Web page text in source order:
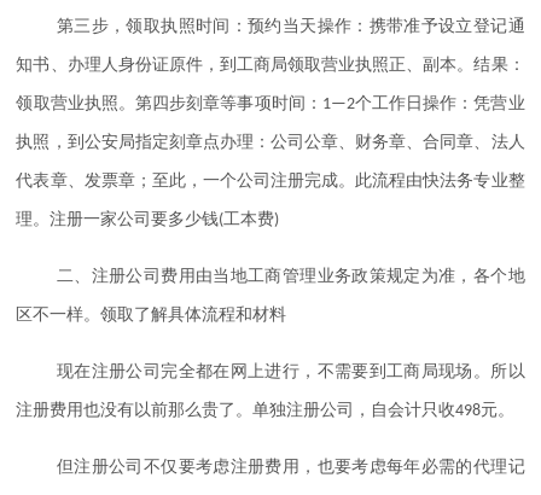
第三步，领取执照时间：预约当天操作：携带准予设立登记通
知书、办理人身份证原件，到工商局领取营业执照正、副本。结果：
领取营业执照。第四步刻章等事项时间： 1—2个工作日操作：凭营业
执照，到公安局指定刻章点办理：公司公章、财务章、合同章、法人
代表章、发票章；至此，一个公司注册完成。此流程由快法务专业整
理。注册一家公司要多少钱(工本费)
二、注册公司费用由当地工商管理业务政策规定为准，各个地
区不一样。领取了解具体流程和材料
现在注册公司完全都在网上进行，不需要到工商局现场。所以
注册费用也没有以前那么贵了。单独注册公司，自会计只收498元。
但注册公司不仅要考虑注册费用，也要考虑每年必需的代理记